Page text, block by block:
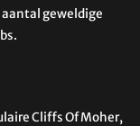
aantal geweldige
Cliffs Of Moher,